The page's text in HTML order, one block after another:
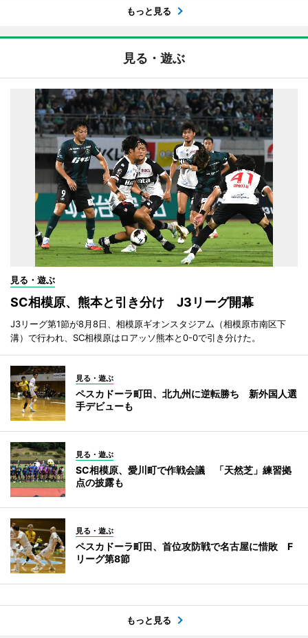
もっと見る
見る・遊ぶ
見る・遊ぶ
SC相模原、熊本と引き分け J3リーグ開幕
J3リーグ第1節が8月8日、相模原ギオンスタジアム（相模原市南区下
溝）で行われ、SC相模原はロアッソ熊本と0-0で引き分けた。
見る・遊ぶ
ペスカドーラ町田、北九州に逆転勝ち 新外国人選
手デビューも
見る・遊ぶ
SC相模原、愛川町で作戦会議 「天然芝」練習拠
点の披露も
見る・遊ぶ
ペスカドーラ町田、首位攻防戦で名古屋に惜敗 F
リーグ第8節
もっと見る